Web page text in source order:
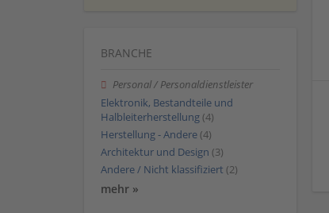
BRANCHE
Personal / Personaldienstleister
Elektronik, Bestandteile und
Halbleiterherstellung (4)
Herstellung - Andere (4)
Architektur und Design (3)
Andere / Nicht klassifiziert (2)
mehr »